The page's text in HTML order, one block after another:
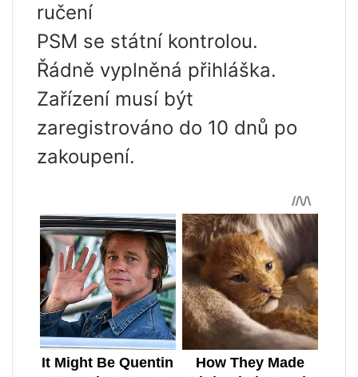
ručení
PSM se státní kontrolou.
Řádně vyplněná přihláška.
Zařízení musí být
zaregistrováno do 10 dnů po
zakoupení.